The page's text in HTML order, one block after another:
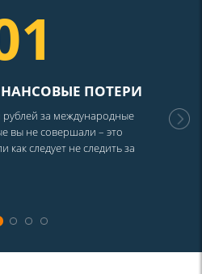
ПОТЕРИ
рублей за международные
вы не совершали – это
как следует не следить за